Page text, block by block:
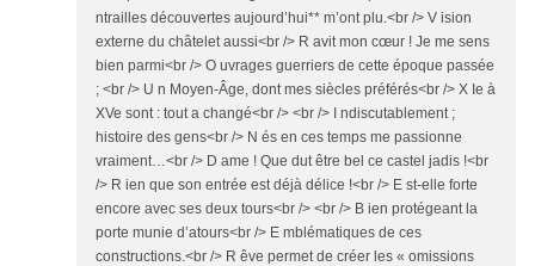
ntrailles découvertes aujourd’hui** m’ont plu.<br /> V ision
externe du châtelet aussi<br /> R avit mon cœur ! Je me sens
bien parmi<br /> O uvrages guerriers de cette époque passée
; <br /> U n Moyen-Âge, dont mes siècles préférés<br /> X Ie à
XVe sont : tout a changé<br /> <br /> I ndiscutablement ;
histoire des gens<br /> N és en ces temps me passionne
vraiment…<br /> D ame ! Que dut être bel ce castel jadis !<br
/> R ien que son entrée est déjà délice !<br /> E st-elle forte
encore avec ses deux tours<br /> <br /> B ien protégeant la
porte munie d’atours<br /> E mblématiques de ces
constructions.<br /> R êve permet de créer les « omissions